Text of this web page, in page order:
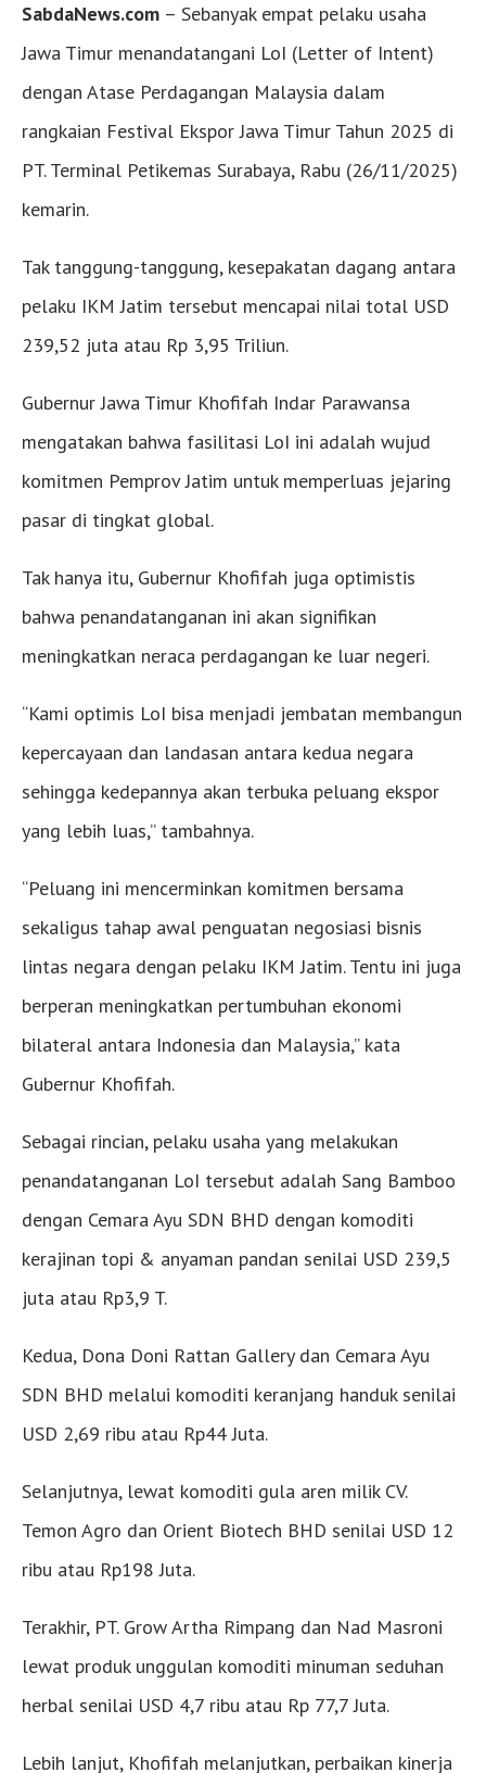
SabdaNews.com – Sebanyak empat pelaku usaha
Jawa Timur menandatangani LoI (Letter of Intent)
dengan Atase Perdagangan Malaysia dalam
rangkaian Festival Ekspor Jawa Timur Tahun 2025 di
PT. Terminal Petikemas Surabaya, Rabu (26/11/2025)
kemarin.
Tak tanggung-tanggung, kesepakatan dagang antara
pelaku IKM Jatim tersebut mencapai nilai total USD
239,52 juta atau Rp 3,95 Triliun.
Gubernur Jawa Timur Khofifah Indar Parawansa
mengatakan bahwa fasilitasi LoI ini adalah wujud
komitmen Pemprov Jatim untuk memperluas jejaring
pasar di tingkat global.
Tak hanya itu, Gubernur Khofifah juga optimistis
bahwa penandatanganan ini akan signifikan
meningkatkan neraca perdagangan ke luar negeri.
“Kami optimis LoI bisa menjadi jembatan membangun
kepercayaan dan landasan antara kedua negara
sehingga kedepannya akan terbuka peluang ekspor
yang lebih luas,” tambahnya.
“Peluang ini mencerminkan komitmen bersama
sekaligus tahap awal penguatan negosiasi bisnis
lintas negara dengan pelaku IKM Jatim. Tentu ini juga
berperan meningkatkan pertumbuhan ekonomi
bilateral antara Indonesia dan Malaysia,” kata
Gubernur Khofifah.
Sebagai rincian, pelaku usaha yang melakukan
penandatanganan LoI tersebut adalah Sang Bamboo
dengan Cemara Ayu SDN BHD dengan komoditi
kerajinan topi & anyaman pandan senilai USD 239,5
juta atau Rp3,9 T.
Kedua, Dona Doni Rattan Gallery dan Cemara Ayu
SDN BHD melalui komoditi keranjang handuk senilai
USD 2,69 ribu atau Rp44 Juta.
Selanjutnya, lewat komoditi gula aren milik CV.
Temon Agro dan Orient Biotech BHD senilai USD 12
ribu atau Rp198 Juta.
Terakhir, PT. Grow Artha Rimpang dan Nad Masroni
lewat produk unggulan komoditi minuman seduhan
herbal senilai USD 4,7 ribu atau Rp 77,7 Juta.
Lebih lanjut, Khofifah melanjutkan, perbaikan kinerja